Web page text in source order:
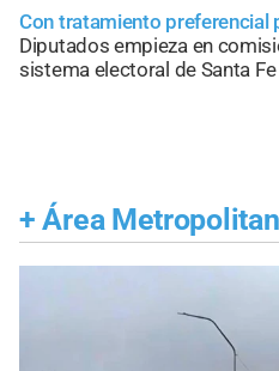
Con tratamiento preferencial
Diputados empieza en
sistema electoral de Santa Fe
+ Área